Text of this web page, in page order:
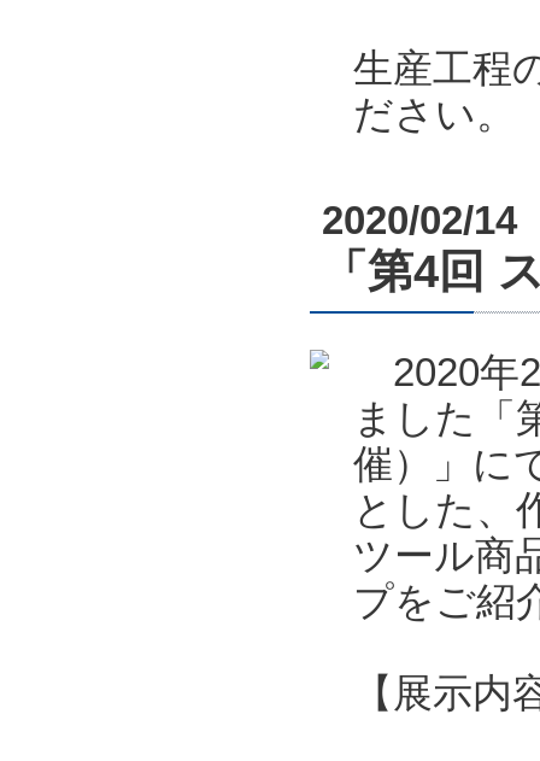
生産工程
ださい。
2020/02/14
「第4回
2020年2
ました「
催）」に
とした、
ツール商
プをご紹
【展示内